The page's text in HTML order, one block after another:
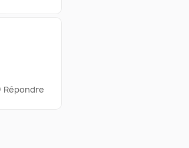
Répondre